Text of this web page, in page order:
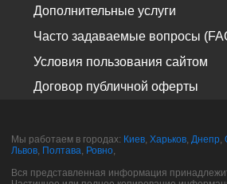
Дополнительные услуги
Часто задаваемые вопросы
Условия пользования сайтом
Договор публичной оферты
Мы работаем в городах: Киев,Харьков,Днепр,
Львов, Полтава, Ровно,
Вся представленная информация